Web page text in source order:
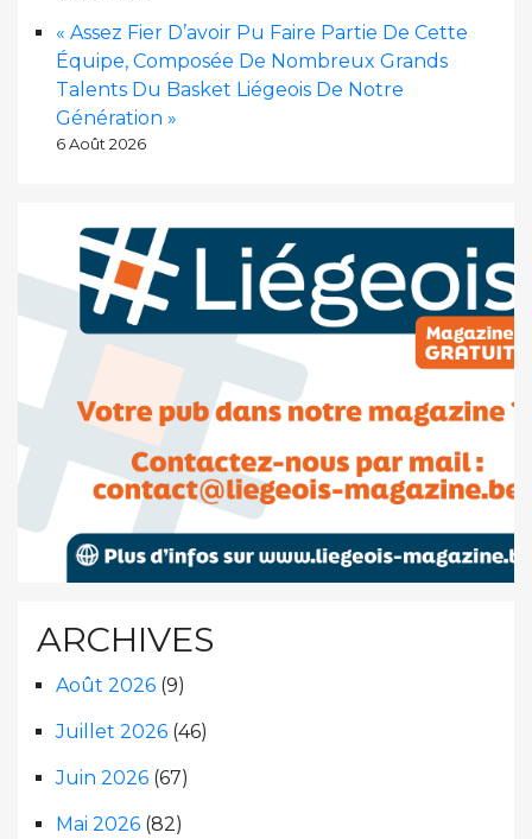
« Assez Fier D’avoir Pu Faire Partie De Cette
Équipe, Composée De Nombreux Grands
Talents Du Basket Liégeois De Notre
Génération »
6 Août 2026
ARCHIVES
Août 2026 (9)
Juillet 2026 (46)
Juin 2026 (67)
Mai 2026 (82)